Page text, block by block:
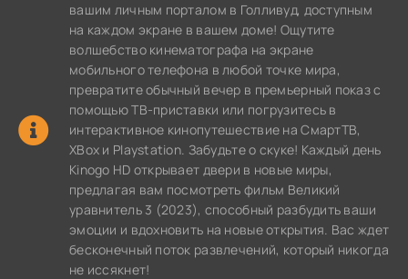
вашим личным порталом в Голливуд, доступным
на каждом экране в вашем доме! Ощутите
волшебство кинематографа на экране
мобильного телефона в любой точке мира,
превратите обычный вечер в премьерный показ с
помощью ТВ-приставки или погрузитесь в
интерактивное кинопутешествие на СмартТВ,
XBox и Playstation. Забудьте о скуке! Каждый день
Kinogo HD открывает двери в новые миры,
предлагая вам посмотреть фильм Великий
уравнитель 3 (2023), способный разбудить ваши
эмоции и вдохновить на новые открытия. Вас ждет
бесконечный поток развлечений, который никогда
не иссякнет!